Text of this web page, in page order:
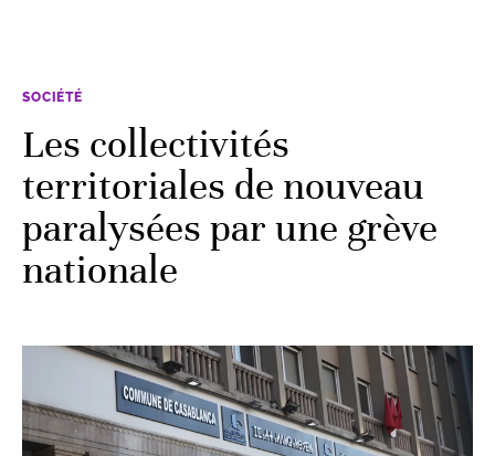
SOCIÉTÉ
Les collectivités
territoriales de nouveau
paralysées par une grève
nationale